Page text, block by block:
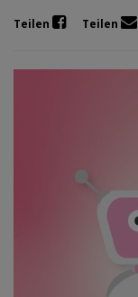
Teilen Teilen